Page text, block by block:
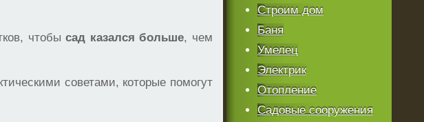
чтобысад казался больше, чем
советами, которые помогут
Строим дом
Баня
Умелец
Электрик
Отопление
Садовые сооружения